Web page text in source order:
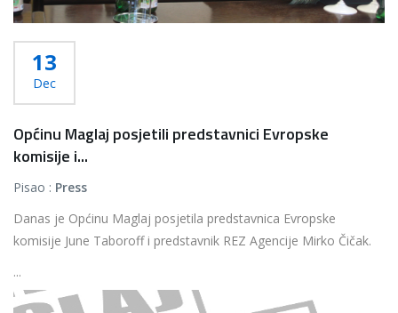
13
Dec
Općinu Maglaj posjetili predstavnici Evropske
komisije i...
Pisao : Press
Danas je Općinu Maglaj posjetila predstavnica Evropske
komisije June Taboroff i predstavnik REZ Agencije Mirko Čičak.
...
Više...